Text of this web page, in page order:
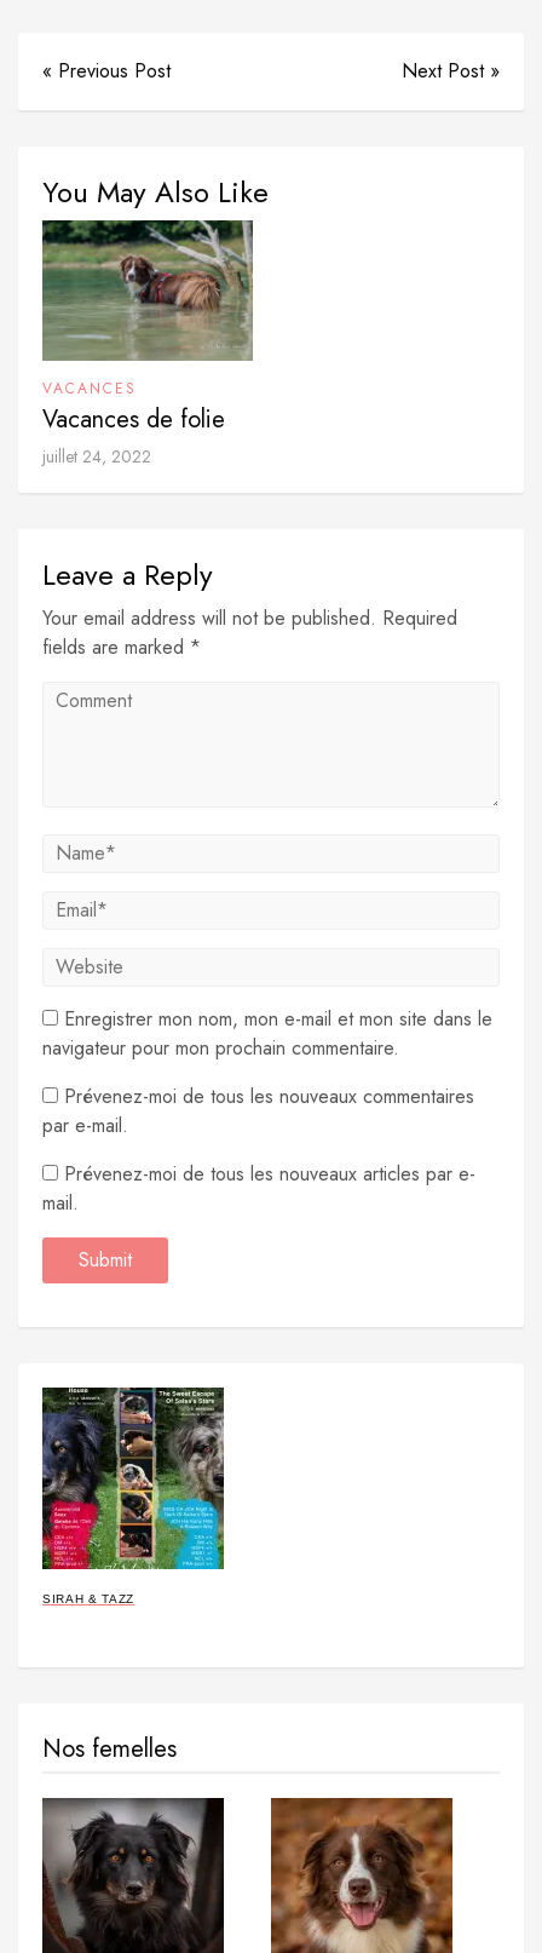
« Previous Post Next Post »
You May Also Like
VACANCES
Vacances de folie
juillet 24, 2022
Leave a Reply
Your email address will not be published. Required
fields are marked *
Enregistrer mon nom, mon e-mail et mon site dans le
navigateur pour mon prochain commentaire.
Prévenez-moi de tous les nouveaux commentaires
par e-mail.
Prévenez-moi de tous les nouveaux articles par e-
mail.
SIRAH & TAZZ
Nos femelles